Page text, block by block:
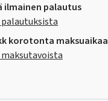
ilmainen palautus
palautuksista
korotonta maksuaikaa
maksutavoista